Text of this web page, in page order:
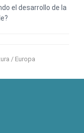
el desarrollo de la
/ Europa